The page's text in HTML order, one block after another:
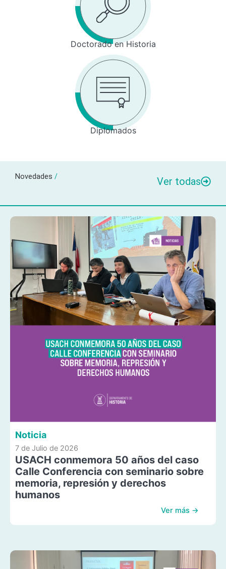
Doctorado en Historia
Diplomados
Novedades / Ver todas
Noticia
7 de Julio de 2026
USACH conmemora 50 años del caso
Calle Conferencia con seminario sobre
memoria, represión y derechos
humanos
Ver más →